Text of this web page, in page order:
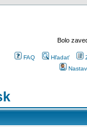
Bolo
FAQ Hľadať